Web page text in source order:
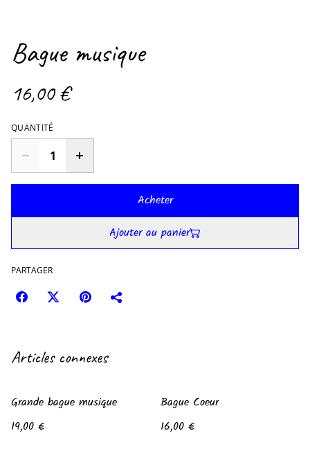
Bague musique
16,00 €
QUANTITÉ
Acheter
Ajouter au panier
PARTAGER
Articles connexes
Grande bague musique
19,00 €
Bague Coeur
16,00 €